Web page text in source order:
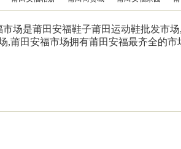
市场是莆田安福鞋子莆田运动鞋批发市
,莆田安福市场拥有莆田安福最齐全的